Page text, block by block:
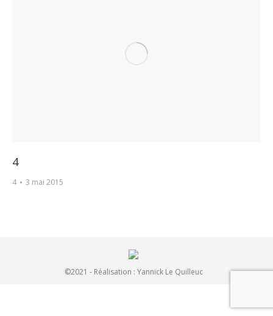
4
4 3 mai 2015
©2021 - Réalisation : Yannick Le Quilleuc